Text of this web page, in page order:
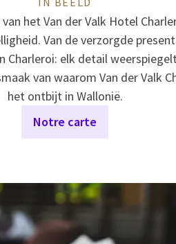
het Van der Valk Hotel
Van de verzorgde
Charleroi: elk detail
van waarom Van der Valk
het ontbijt in Wallonië.
Notre carte